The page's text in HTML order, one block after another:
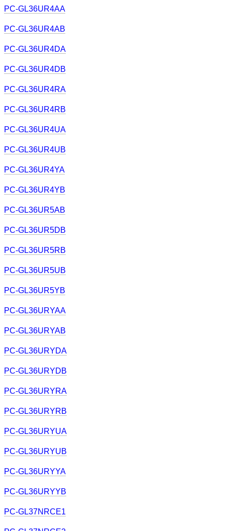
PC-GL36UR4AA
PC-GL36UR4AB
PC-GL36UR4DA
PC-GL36UR4DB
PC-GL36UR4RA
PC-GL36UR4RB
PC-GL36UR4UA
PC-GL36UR4UB
PC-GL36UR4YA
PC-GL36UR4YB
PC-GL36UR5AB
PC-GL36UR5DB
PC-GL36UR5RB
PC-GL36UR5UB
PC-GL36UR5YB
PC-GL36URYAA
PC-GL36URYAB
PC-GL36URYDA
PC-GL36URYDB
PC-GL36URYRA
PC-GL36URYRB
PC-GL36URYUA
PC-GL36URYUB
PC-GL36URYYA
PC-GL36URYYB
PC-GL37NRCE1